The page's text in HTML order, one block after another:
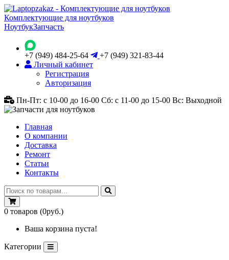
Комплектующие для ноутбуков
НоутбукЗапчасть
+7 (949) 484-25-64
+7 (949) 321-83-44
Личный кабинет
Регистрация
Авторизация
Пн-Пт: с 10-00 до 16-00 Сб: с 11-00 до 15-00 Вс: Выходной
Главная
О компании
Доставка
Ремонт
Статьи
Контакты
0 товаров (0руб.)
Ваша корзина пуста!
Категории